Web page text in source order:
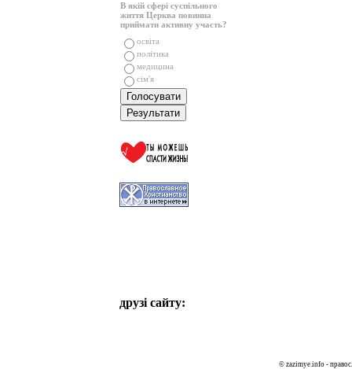
В якій сфері суспільного
життя Церква повинна
приймати активну участь?
освіта
політика
медицина
сім'я
друзі сайту:
© zazimye.info -